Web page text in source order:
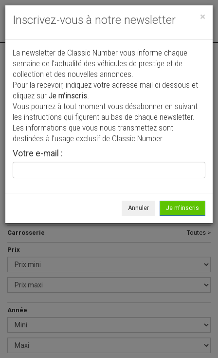
Toggle
Vos annonces vues par
plus de 4 millions de collectionneurs
Ajouter une annonce
> Rechercher un véhicule
550 >
Carrosserie Toutes >
Prix
Année
×
Inscrivez-vous à notre newsletter
La newsletter de Classic Number vous informe chaque
semaine de l’actualité des véhicules de prestige et de
collection et des nouvelles annonces.
Pour la recevoir, indiquez votre adresse mail ci-dessous et
cliquez sur Je m'inscris.
Vous pourrez à tout moment vous désabonner en suivant
les instructions qui figurent au bas de chaque newsletter.
Les informations que vous nous transmettez sont
destinées à l’usage exclusif de Classic Number.
Votre e-mail :
Annuler Je m'inscris